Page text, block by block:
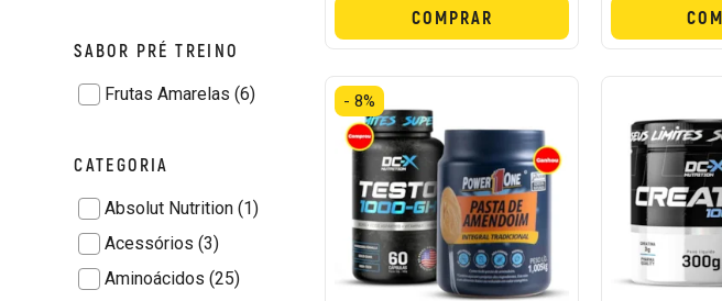
SABOR PRÉ TREINO
Frutas Amarelas (6)
CATEGORIA
Absolut Nutrition (1)
Acessórios (3)
Aminoácidos (25)
COMPRAR
- 8%